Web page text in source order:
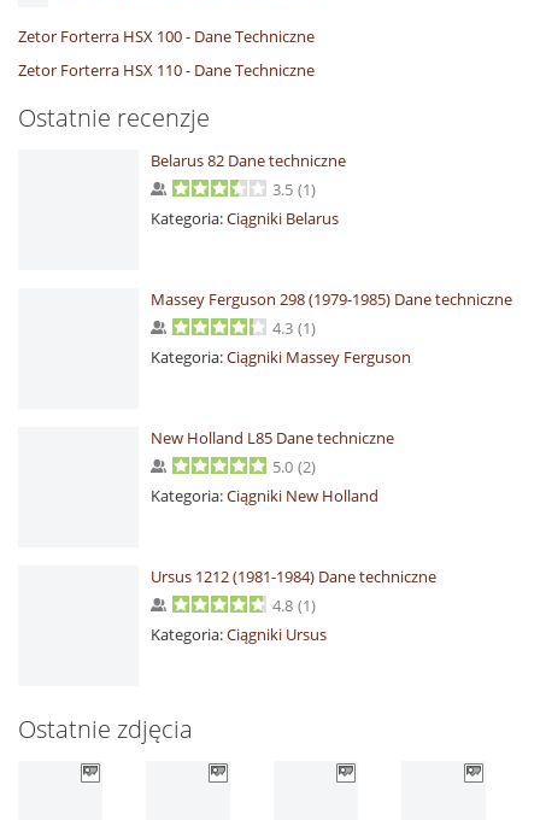
Zetor Forterra HSX 100 - Dane Techniczne
Zetor Forterra HSX 110 - Dane Techniczne
Ostatnie recenzje
Belarus 82 Dane techniczne
3.5 (1)
Kategoria:Ciągniki Belarus
Massey Ferguson 298 (1979-1985) Dane techniczne
4.3 (1)
Kategoria:Ciągniki Massey Ferguson
New Holland L85 Dane techniczne
5.0 (2)
Kategoria:Ciągniki New Holland
Ursus 1212 (1981-1984) Dane techniczne
4.8 (1)
Kategoria:Ciągniki Ursus
Ostatnie zdjęcia